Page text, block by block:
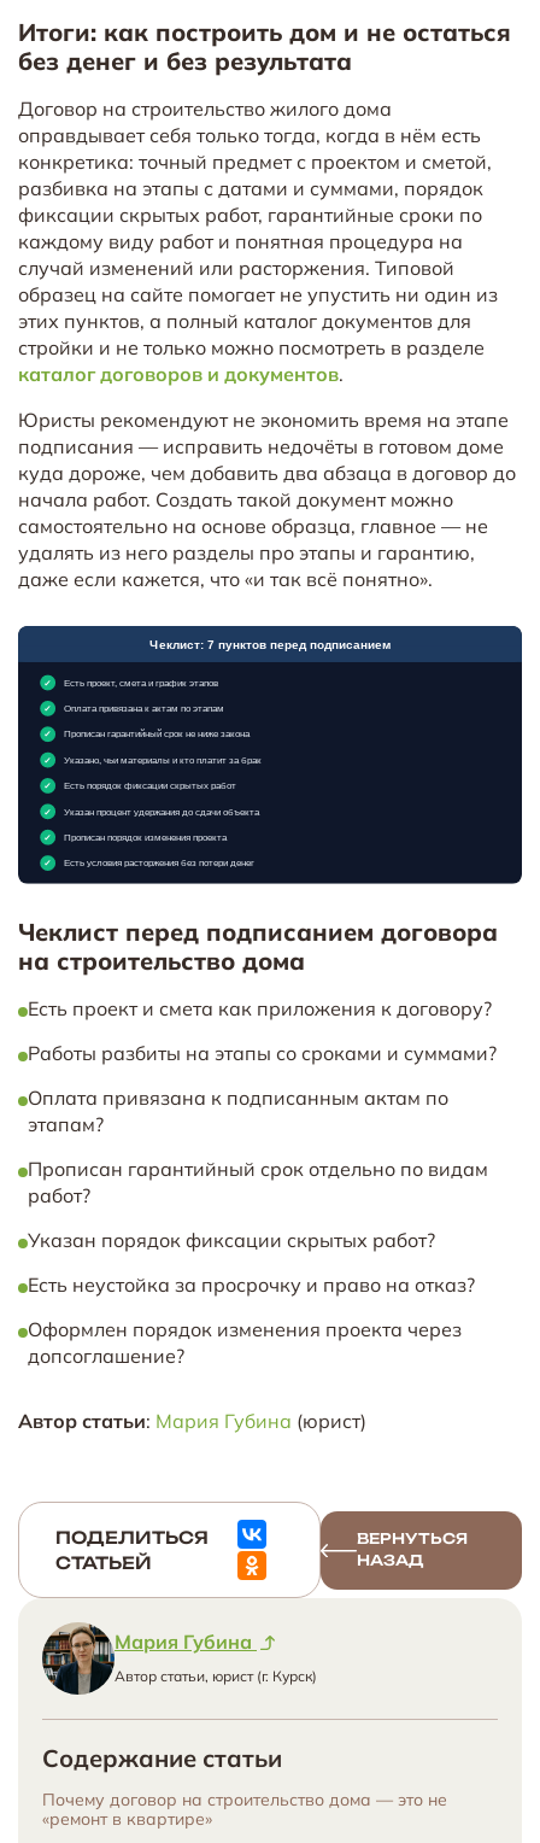
Итоги: как построить дом и не остаться
без денег и без результата
Договор на строительство жилого дома
оправдывает себя только тогда, когда в нём есть
конкретика: точный предмет с проектом и сметой,
разбивка на этапы с датами и суммами, порядок
фиксации скрытых работ, гарантийные сроки по
каждому виду работ и понятная процедура на
случай изменений или расторжения. Типовой
образец на сайте помогает не упустить ни один из
этих пунктов, а полный каталог документов для
стройки и не только можно посмотреть в разделе
каталог договоров и документов.
Юристы рекомендуют не экономить время на этапе
подписания — исправить недочёты в готовом доме
куда дороже, чем добавить два абзаца в договор до
начала работ. Создать такой документ можно
самостоятельно на основе образца, главное — не
удалять из него разделы про этапы и гарантию,
даже если кажется, что «и так всё понятно».
Чеклист перед подписанием договора
на строительство дома
Есть проект и смета как приложения к договору?
Работы разбиты на этапы со сроками и суммами?
Оплата привязана к подписанным актам по
этапам?
Прописан гарантийный срок отдельно по видам
работ?
Указан порядок фиксации скрытых работ?
Есть неустойка за просрочку и право на отказ?
Оформлен порядок изменения проекта через
допсоглашение?
Автор статьи: Мария Губина (юрист)
ПОДЕЛИТЬСЯ
СТАТЬЕЙ
ВЕРНУТЬСЯ
НАЗАД
Мария Губина
Автор статьи, юрист (г. Курск)
Содержание статьи
Почему договор на строительство дома — это не
«ремонт в квартире»